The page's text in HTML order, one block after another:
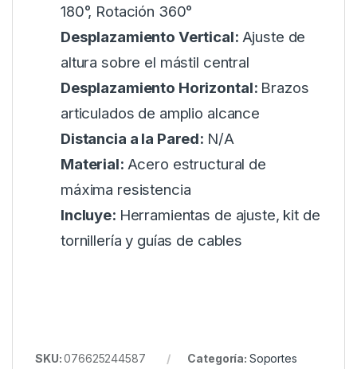
180°, Rotación 360°
Desplazamiento Vertical: Ajuste de
altura sobre el mástil central
Desplazamiento Horizontal: Brazos
articulados de amplio alcance
Distancia a la Pared: N/A
Material: Acero estructural de
máxima resistencia
Incluye: Herramientas de ajuste, kit de
tornillería y guías de cables
SKU:076625244587 Categoría: Soportes